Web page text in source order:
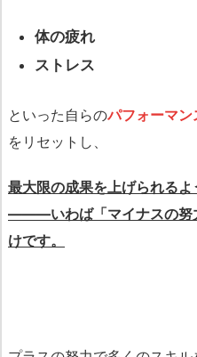
体の疲れ
ストレス
といった自らのパフォーマ
をリセットし、
最大限の成果を上げられる
―――いわば「マイナスの努
けです。